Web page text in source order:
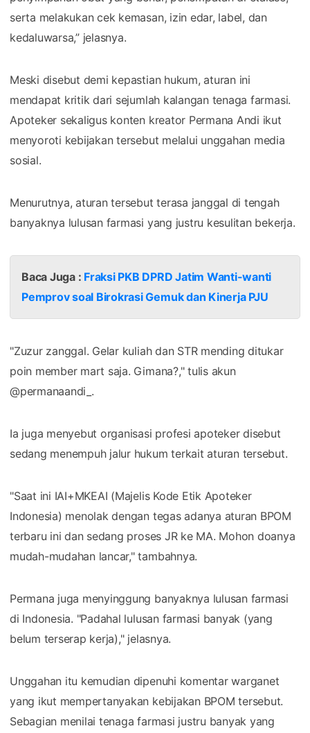
serta melakukan cek kemasan, izin edar, label, dan
kedaluwarsa,” jelasnya.
Meski disebut demi kepastian hukum, aturan ini
mendapat kritik dari sejumlah kalangan tenaga farmasi.
Apoteker sekaligus konten kreator Permana Andi ikut
menyoroti kebijakan tersebut melalui unggahan media
sosial.
Menurutnya, aturan tersebut terasa janggal di tengah
banyaknya lulusan farmasi yang justru kesulitan bekerja.
Baca Juga : Fraksi PKB DPRD Jatim Wanti-wanti
Pemprov soal Birokrasi Gemuk dan Kinerja PJU
"Zuzur zanggal. Gelar kuliah dan STR mending ditukar
poin member mart saja. Gimana?," tulis akun
@permanaandi_.
Ia juga menyebut organisasi profesi apoteker disebut
sedang menempuh jalur hukum terkait aturan tersebut.
"Saat ini IAI+MKEAI (Majelis Kode Etik Apoteker
Indonesia) menolak dengan tegas adanya aturan BPOM
terbaru ini dan sedang proses JR ke MA. Mohon doanya
mudah-mudahan lancar," tambahnya.
Permana juga menyinggung banyaknya lulusan farmasi
di Indonesia. "Padahal lulusan farmasi banyak (yang
belum terserap kerja)," jelasnya.
Unggahan itu kemudian dipenuhi komentar warganet
yang ikut mempertanyakan kebijakan BPOM tersebut.
Sebagian menilai tenaga farmasi justru banyak yang